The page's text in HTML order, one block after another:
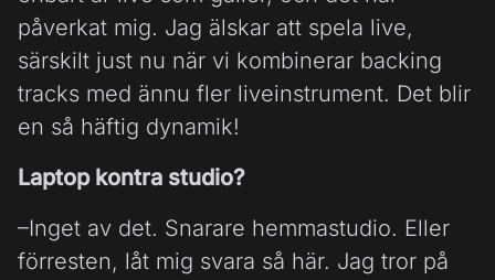
påverkat mig. Jag älskar att spela live,
särskilt just nu när vi kombinerar backing
tracks med ännu fler liveinstrument. Det blir
en så häftig dynamik!
Laptop kontra studio?
–Inget av det. Snarare hemmastudio. Eller
förresten, låt mig svara så här. Jag tror på